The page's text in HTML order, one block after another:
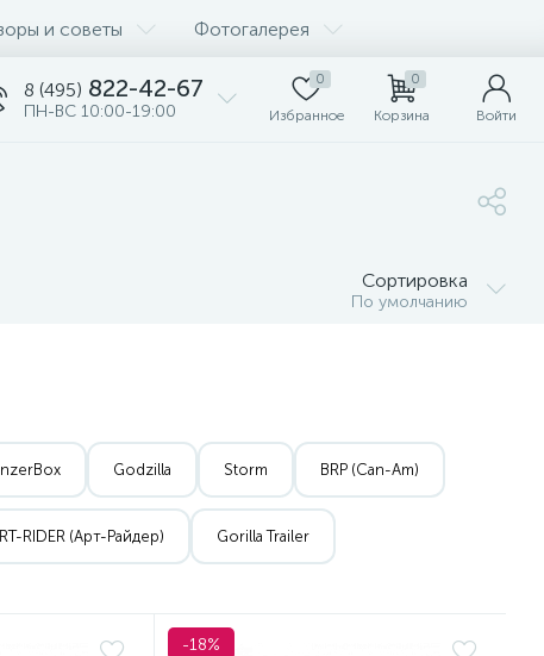
и советы Фотогалерея
8 (495) 822-42-67
ПН-ВС 10:00-19:00
0
Избранное
0
Корзина Войти
Сортировка
По умолчанию
Godzilla Storm BRP (Can-Am)
RIDER (Арт-Райдер) Gorilla Trailer
-18%